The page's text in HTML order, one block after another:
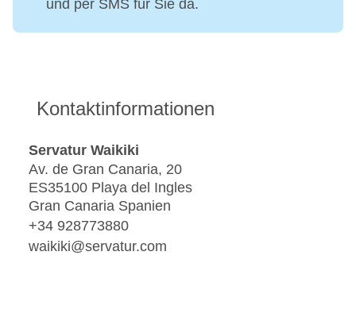
und per SMS für Sie da.
Kontaktinformationen
Servatur Waikiki
Av. de Gran Canaria, 20
ES35100 Playa del Ingles
Gran Canaria Spanien
+34 928773880
waikiki@servatur.com